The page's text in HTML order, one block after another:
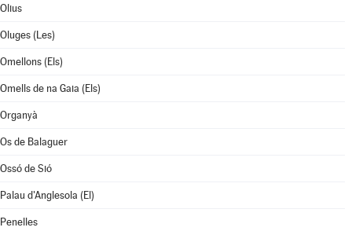
Olius
Oluges (Les)
Omellons (Els)
Omells de na Gaia (Els)
Organyà
Os de Balaguer
Ossó de Sió
Palau d'Anglesola (El)
Penelles